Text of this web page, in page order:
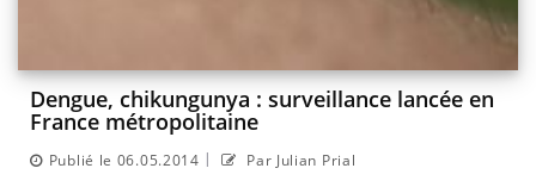
Dengue, chikungunya : surveillance lancée en
France métropolitaine
Publié le 06.05.2014 | Par Julian Prial